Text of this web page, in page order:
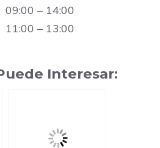
09:00 – 14:00
11:00 – 13:00
Interesar: